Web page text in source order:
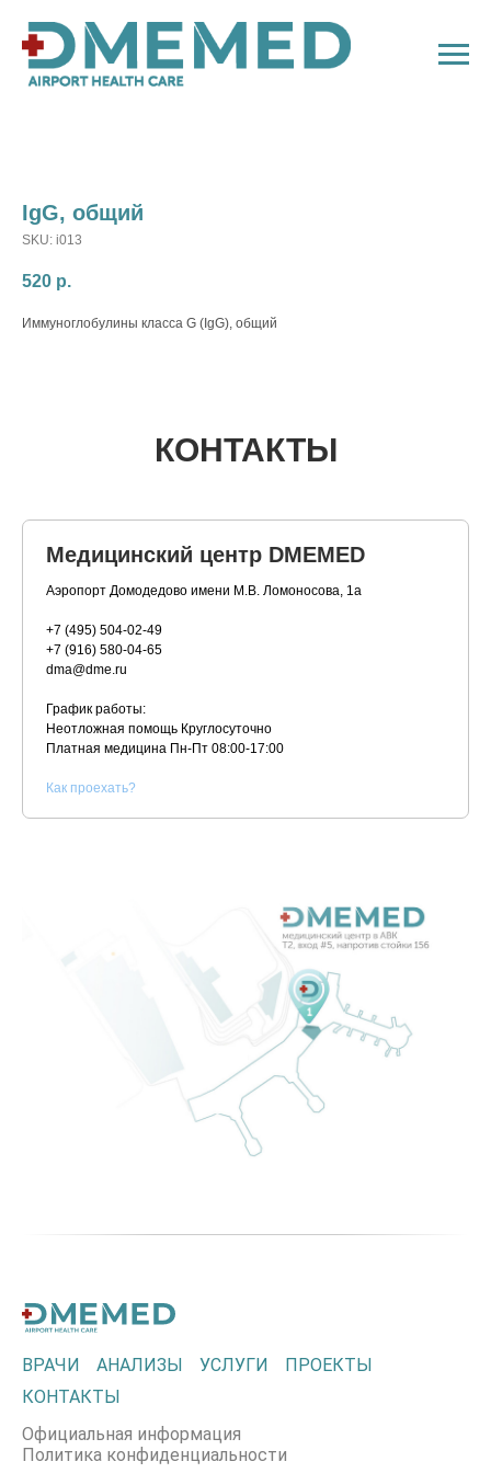
IgG, общий
SKU: i013
520 р.
Иммуноглобулины класса G (IgG), общий
КОНТАКТЫ
Медицинский центр DMEMED
Аэропорт Домодедово имени М.В. Ломоносова, 1а
+7 (495) 504-02-49
+7 (916) 580-04-65
dma@dme.ru
График работы:
Неотложная помощь Круглосуточно
Платная медицина Пн-Пт 08:00-17:00
Как проехать?
ВРАЧИ АНАЛИЗЫ УСЛУГИ
ПРОЕКТЫ
КОНТАКТЫ
Официальная информация
Политика конфиденциальности